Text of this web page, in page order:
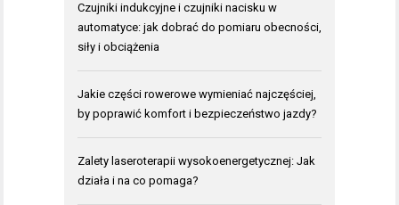
Czujniki indukcyjne i czujniki nacisku w
automatyce: jak dobrać do pomiaru obecności,
siły i obciążenia
Jakie części rowerowe wymieniać najczęściej,
by poprawić komfort i bezpieczeństwo jazdy?
Zalety laseroterapii wysokoenergetycznej: Jak
działa i na co pomaga?